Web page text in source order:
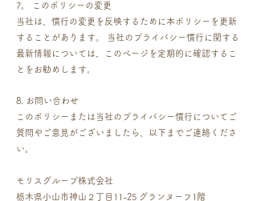
7。 このポリシーの変更
当社は、慣行の変更を反映するために本ポリシーを更新
することがあります。 当社のプライバシー慣行に関する
最新情報については、このページを定期的に確認するこ
とをお勧めします。
8. お問い合わせ
このポリシーまたは当社のプライバシー慣行についてご
質問やご意見がございましたら、以下までご連絡くださ
い。
モリスグループ株式会社
栃木県小山市神山２丁目11-25 グランヌーフ1階